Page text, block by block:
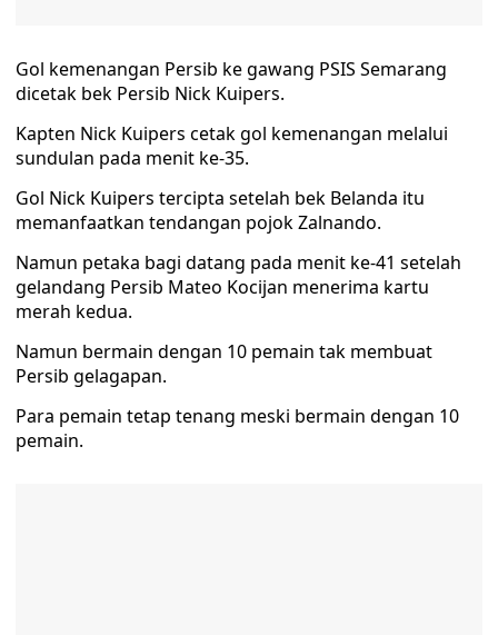
Gol kemenangan Persib ke gawang PSIS Semarang
dicetak bek Persib Nick Kuipers.
Kapten Nick Kuipers cetak gol kemenangan melalui
sundulan pada menit ke-35.
Gol Nick Kuipers tercipta setelah bek Belanda itu
memanfaatkan tendangan pojok Zalnando.
Namun petaka bagi datang pada menit ke-41 setelah
gelandang Persib Mateo Kocijan menerima kartu
merah kedua.
Namun bermain dengan 10 pemain tak membuat
Persib gelagapan.
Para pemain tetap tenang meski bermain dengan 10
pemain.